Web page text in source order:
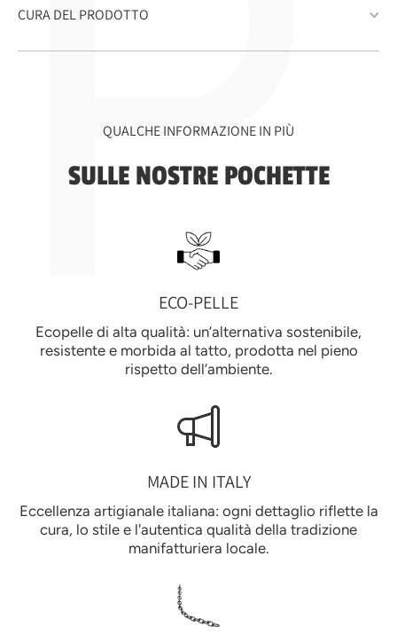
CURA DEL PRODOTTO
QUALCHE INFORMAZIONE IN PIÙ
SULLE NOSTRE POCHETTE
ECO-PELLE
Ecopelle di alta qualità: un’alternativa sostenibile,
resistente e morbida al tatto, prodotta nel pieno
rispetto dell’ambiente.
MADE IN ITALY
Eccellenza artigianale italiana: ogni dettaglio riflette la
cura, lo stile e l'autentica qualità della tradizione
manifatturiera locale.